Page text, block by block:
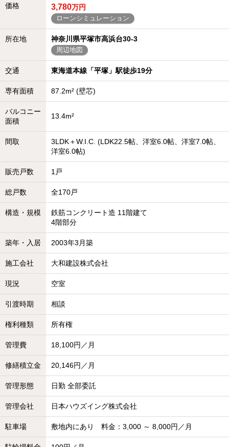
価格 3,780万円
ローンシミュレーション
所在地 神奈川県平塚市高浜台30-3
周辺地図
交通 東海道本線「平塚」駅徒歩19分
専有面積 87.2m² (壁芯)
バルコニー
面積
13.4m²
間取
3LDK＋W.I.C. (LDK22.5帖、洋室6.0帖、洋室7.0帖、
洋室6.0帖)
販売戸数 1戸
総戸数 全170戸
構造・規模
鉄筋コンクリート造 11階建て
4階部分
築年・入居 2003年3月築
施工会社 大和建設株式会社
現況 空室
引渡時期 相談
権利種類 所有権
管理費 18,100円／月
修繕積立金 20,146円／月
管理形態 日勤 全部委託
管理会社 日本ハウズイング株式会社
駐車場 敷地内にあり 料金：3,000 ～ 8,000円／月